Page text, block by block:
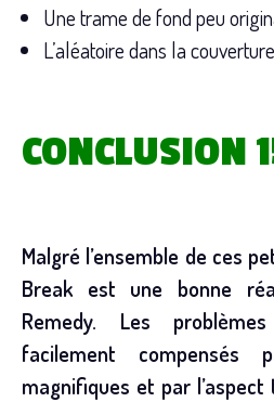
Une trame de fond peu
L’aléatoire dans la couverture
CONCLUSION
Malgré l’ensemble de ces
Break est une bonne
Remedy. Les
facilement compensés
magnifiques et par